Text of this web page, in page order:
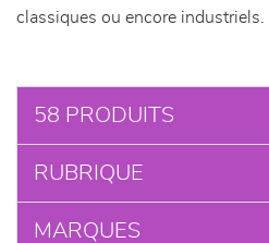
classiques ou encore industriels.
58 PRODUITS
RUBRIQUE
MARQUES